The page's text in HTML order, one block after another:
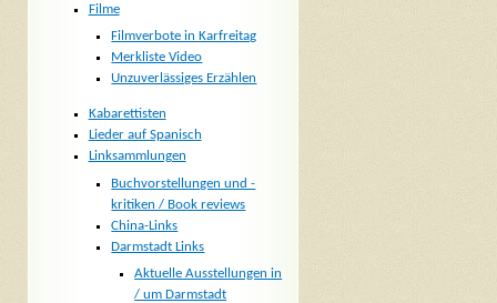
Filme
Filmverbote in Karfreitag
Merkliste Video
Unzuverlässiges Erzählen
Kabarettisten
Lieder auf Spanisch
Linksammlungen
Buchvorstellungen und -
kritiken / Book reviews
China-Links
Darmstadt Links
Aktuelle Ausstellungen in
/ um Darmstadt